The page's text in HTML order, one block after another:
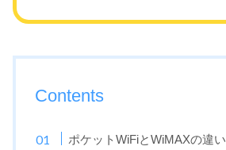
Contents
ポケットWiFiとWiMAXの違い